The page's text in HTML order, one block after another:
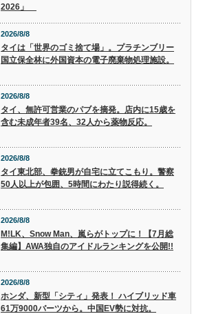
2026」
2026/8/8
タイは「世界のゴミ捨て場」。プラチンブリー
国立保全林に外国資本の電子廃棄物処理施設。
2026/8/8
タイ、無許可営業のパブを摘発。店内に15歳を
含む未成年者39名、32人から薬物反応。
2026/8/8
タイ東北部、拳銃男が自宅に立てこもり。警察
50人以上が包囲、5時間にわたり説得続く。
2026/8/8
M!LK、Snow Man、嵐らがトップに！【7月総
集編】AWA独自のアイドルランキングを公開!!
2026/8/8
ホンダ、新型「シティ」発表！ ハイブリッド車
61万9000バーツから。中国EV勢に対抗。